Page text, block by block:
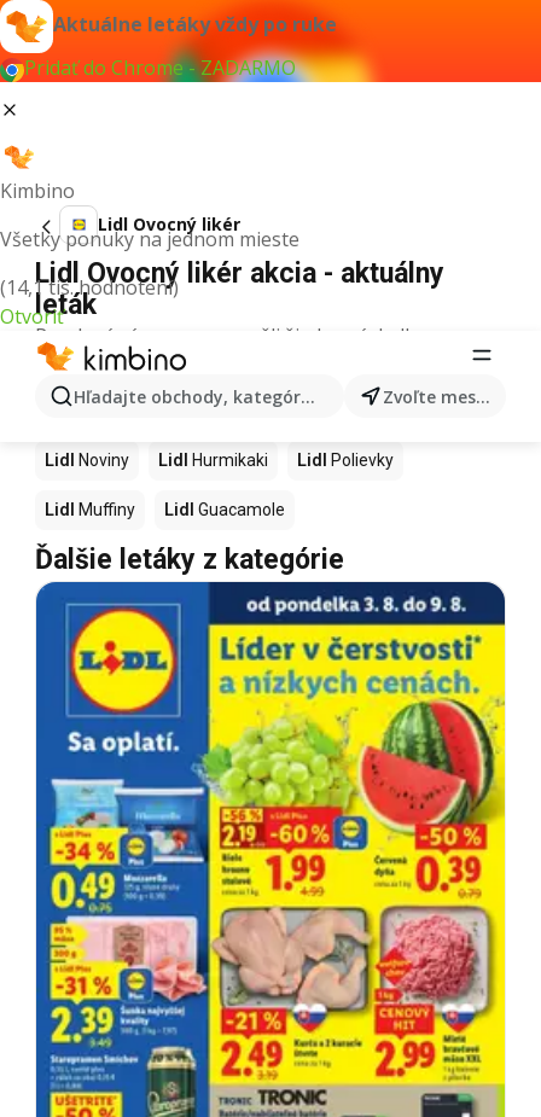
Aktuálne letáky vždy po ruke
Pridať do Chrome - ZADARMO
Kimbino
Všetky ponuky na jednom mieste
(14,1 tis. hodnotení)
Otvoriť
Hľadajte obchody, kategórie, produkty... Zvoľte mesto
Lidl Ovocný likér
Lidl Ovocný likér akcia - aktuálny
leták
Pre daný výraz sme nenašli žiadne výsledky.
Ďalšie produkty v obchodoch Lidl
Lidl Kapor Ashwagandha Nintendo Switch
Lidl Noviny Lidl Hurmikaki Lidl Polievky
Lidl Muffiny Lidl Guacamole
Ďalšie letáky z kategórie